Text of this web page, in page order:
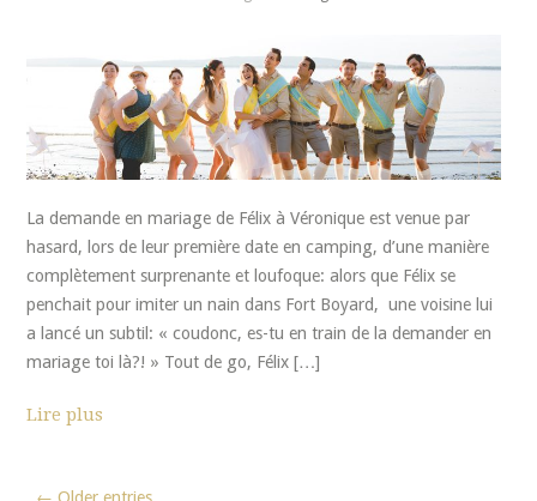
La demande en mariage de Félix à Véronique est venue par
hasard, lors de leur première date en camping, d’une manière
complètement surprenante et loufoque: alors que Félix se
penchait pour imiter un nain dans Fort Boyard, une voisine lui
a lancé un subtil: « coudonc, es-tu en train de la demander en
mariage toi là?! » Tout de go, Félix […]
Lire plus
← Older entries